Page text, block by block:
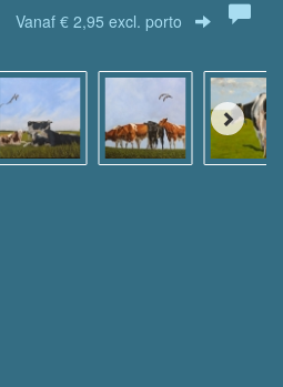
Vanaf € 2,95 excl. porto